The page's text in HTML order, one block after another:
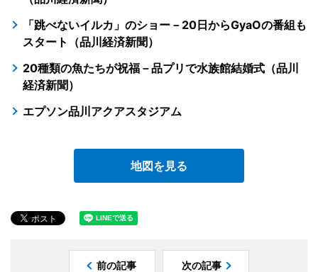
「跳べないイルカ」のショー－20日からGyaOの番組も
スタート（品川経済新聞）
20種類の魚たちが祝福－品プリで水族館結婚式（品川
経済新聞）
エプソン品川アクアスタジアム
地図を見る
前の記事 次の記事